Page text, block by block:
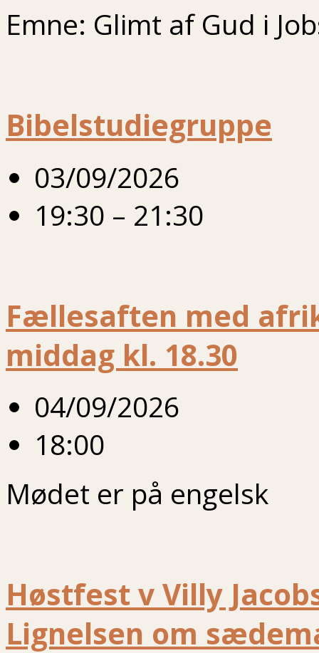
Emne: Glimt af Gud i
Bibelstudiegruppe
03/09/2026
19:30 – 21:30
Fællesaften med
middag kl. 18.30
04/09/2026
18:00
Mødet er på engelsk
Høstfest v Villy
Lignelsen om